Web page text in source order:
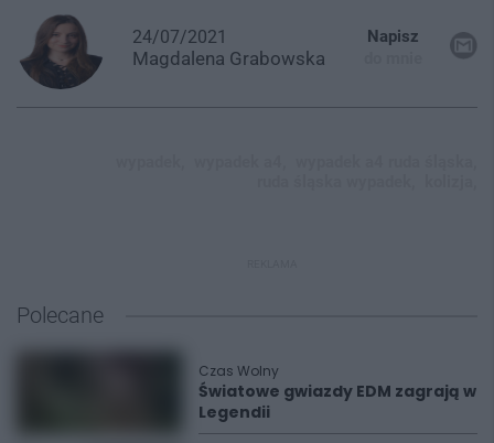
24/07/2021
Magdalena Grabowska
Napisz
Polecane
Czas Wolny
Światowe gwiazdy EDM zagrają w
Legendii